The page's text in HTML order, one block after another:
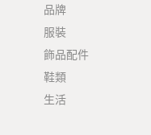
品牌
服裝
飾品配件
鞋類
生活